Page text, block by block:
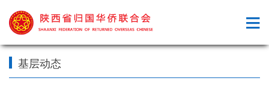
基层动态